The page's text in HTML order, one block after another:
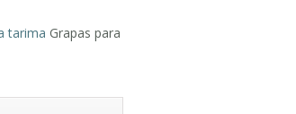
Grapas para